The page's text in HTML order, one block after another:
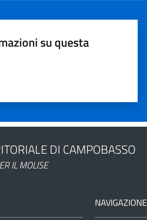
su questa
DI CAMPOBASSO
IL MOLISE
NAVIGAZIONE